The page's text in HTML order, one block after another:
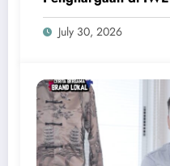
July 30, 2026